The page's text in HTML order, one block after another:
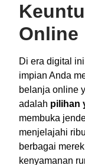
Online
Di era digital
impian Anda
belanja online
adalah pilihan
membuka
menjelajahi
berbagai
kenyamanan